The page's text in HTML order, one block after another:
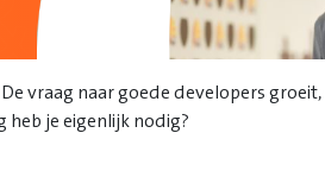
vraag naar goede developers groeit,
heb je eigenlijk nodig?